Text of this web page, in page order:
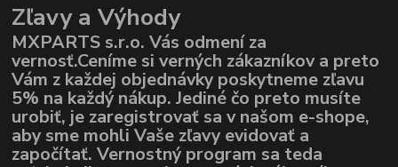
Zľavy a Výhody
MXPARTS s.r.o. Vás odmení za
vernosť.Ceníme si verných zákazníkov a preto
Vám z každej objednávky poskytneme zľavu
5% na každý nákup. Jediné čo preto musíte
urobiť, je zaregistrovať sa v našom e-shope,
aby sme mohli Vaše zľavy evidovať a
započítať. Vernostný program sa teda